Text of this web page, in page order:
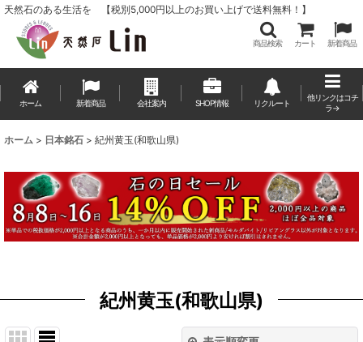
天然石のある生活を 【税別5,000円以上のお買い上げで送料無料！】
商品検索 カート 新着商品
ホーム 新着商品 会社案内 SHOP情報 リクルート
他リンクはコチ
ラ→
ホーム > 日本銘石 > 紀州黄玉(和歌山県)
紀州黄玉(和歌山県)